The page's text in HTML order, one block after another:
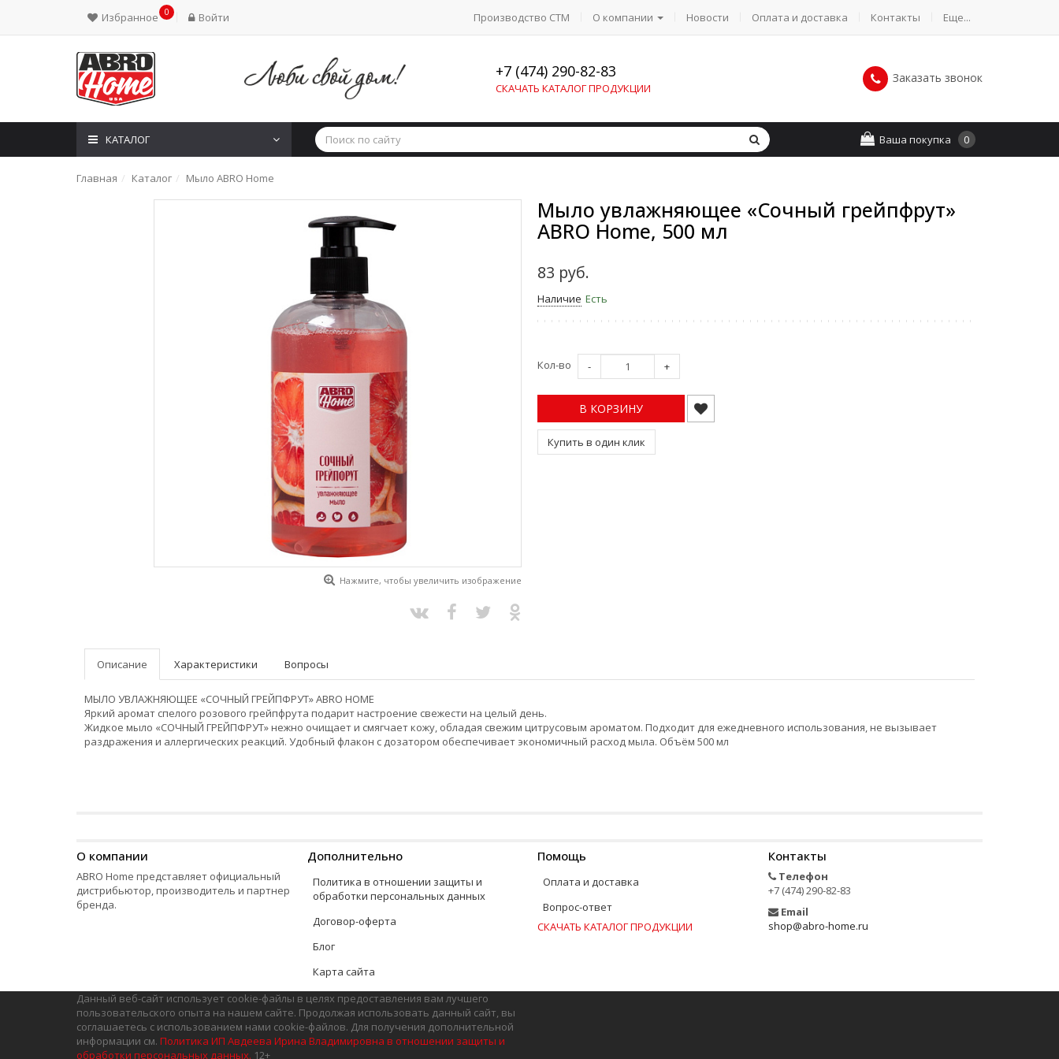
Избранное 0 Войти Производство СТМ О компании Новости Оплата и доставка Контакты Еще...
+7 (474) 290-82-83
СКАЧАТЬ КАТАЛОГ ПРОДУКЦИИ
Заказать звонок
КАТАЛОГ Ваша покупка 0
Главная Каталог Мыло ABRO Home
Мыло увлажняющее «Сочный грейпфрут»
ABRO Home, 500 мл
Нажмите, чтобы увеличить изображение
83 руб.
Наличие Есть
Кол-во - +
В КОРЗИНУ
Купить в один клик
Описание Характеристики Вопросы
МЫЛО УВЛАЖНЯЮЩЕЕ «СОЧНЫЙ ГРЕЙПФРУТ» ABRO HOME
Яркий аромат спелого розового грейпфрута подарит настроение свежести на целый день.
Жидкое мыло «СОЧНЫЙ ГРЕЙПФРУТ» нежно очищает и смягчает кожу, обладая свежим цитрусовым ароматом. Подходит для ежедневного использования, не вызывает
раздражения и аллергических реакций. Удобный флакон с дозатором обеспечивает экономичный расход мыла. Объём 500 мл
О компании
ABRO Home представляет официальный
дистрибьютор, производитель и партнер
бренда.
Дополнительно
Политика в отношении защиты и
обработки персональных данных
Договор-оферта
Блог
Карта сайта
Помощь
Оплата и доставка
Вопрос-ответ
СКАЧАТЬ КАТАЛОГ ПРОДУКЦИИ
Контакты
Телефон
+7 (474) 290-82-83
Email
shop@abro-home.ru
Данный веб-сайт использует cookie-файлы в целях предоставления вам лучшего
пользовательского опыта на нашем сайте. Продолжая использовать данный сайт, вы
соглашаетесь с использованием нами cookie-файлов. Для получения дополнительной
информации см. Политика ИП Авдеева Ирина Владимировна в отношении защиты и
обработки персональных данных. 12+